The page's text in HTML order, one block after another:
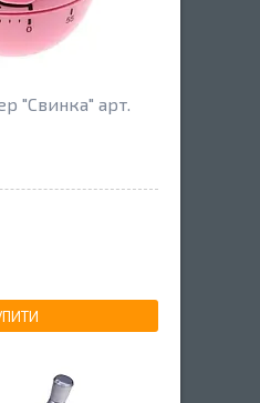
"Свинка" арт.